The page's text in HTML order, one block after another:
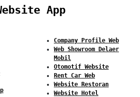
App
Company Profile Web
Web Showroom Delaer
Mobil
Otomotif Website
Rent Car Web
Website Restoran
Website Hotel